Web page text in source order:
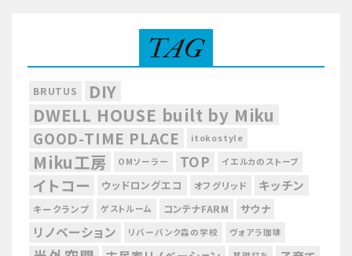
TAG
BRUTUS
DIY
DWELL HOUSE built by Miku
GOOD-TIME PLACE itokostyle
Miku工房 OMソーラー TOP イエルカのストーブ
イトコー ウッドロングエコ オフグリッド キッチン
キークランプ ゲストルーム コンテナFARM サウナ
リノベーション リバーバンク森の学校 ヴォアラ珈琲